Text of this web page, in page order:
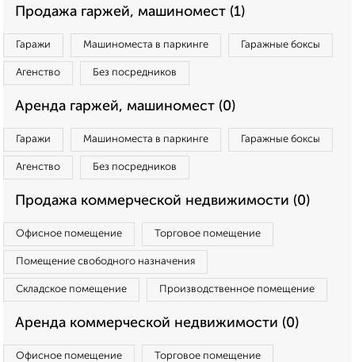
Продажа гаржей, машиномест (1)
Гаражи Машиноместа в паркинге Гаражные боксы
Агенство Без посредников
Аренда гаржей, машиномест (0)
Гаражи Машиноместа в паркинге Гаражные боксы
Агенство Без посредников
Продажа коммерческой недвижимости (0)
Офисное помещение Торговое помещение
Помещение свободного назначения
Складское помещение Производственное помещение
Аренда коммерческой недвижимости (0)
Офисное помещение Торговое помещение